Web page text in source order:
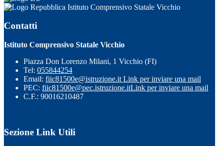
Istituto Comprensivo Statale Vicchio
Contatti
Istituto Comprensivo Statale Vicchio
Piazza Don Lorenzo Milani, 1 Vicchio (FI)
Tel: 055844254
Email: fiic81500e@istruzione.it Link per inviare una mail
PEC: fiic81500e@pec.istruzione.itLink per inviare una mail
C.F.: 90016210487
Sezione Link Utili